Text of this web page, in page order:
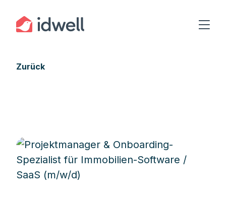
Zurück